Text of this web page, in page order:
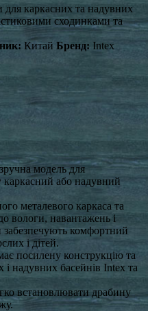
для каркасних та надувних
сходинками та
Китай Бренд: Intex
модель для
каркасний або надувний
металевого каркаса та
вологи, навантажень і
комфортний
і дітей.
посилену конструкцію та
і надувних басейнів Intex та
встановлювати драбину